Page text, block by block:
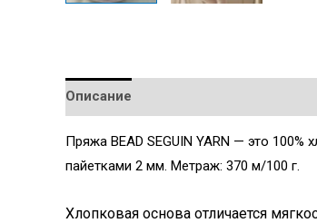
Описание
Пряжа BEAD SEGUIN YARN — это
пайетками 2 мм. Метраж: 370 м/100 г.
Хлопковая основа отличается